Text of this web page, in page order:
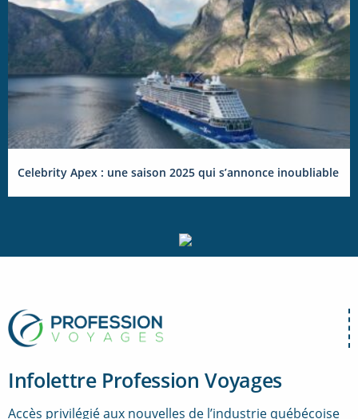
Celebrity Apex : une saison 2025 qui s’annonce inoubliable
Infolettre Profession Voyages
Accès privilégié aux nouvelles de l’industrie québécoise